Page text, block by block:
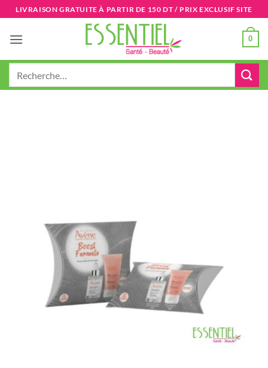
Passer
au
contenu
LIVRAISON GRATUITE À PARTIR DE 150 DT / PRIX EXCLUSIF SITE
0